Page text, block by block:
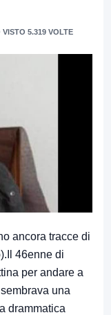
5.319 VOLTE
ancora tracce di
46enne di
per andare a
una
drammatica